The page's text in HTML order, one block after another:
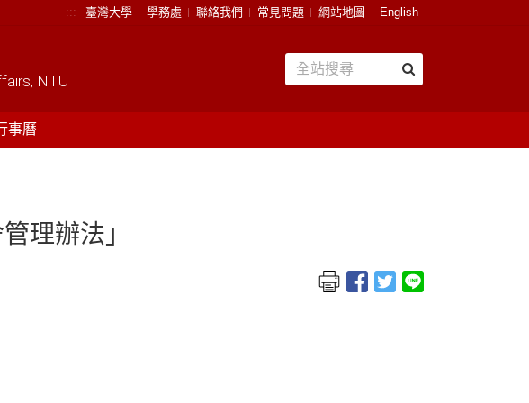
::: 臺灣大學 學務處 聯絡我們 常見問題 網站地圖 English
NTU
事曆
理辦法」